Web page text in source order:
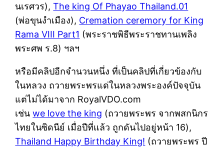
นเรศวร),The king Of Phayao Thailand.01
(พ่อขุนงำเมือง), Cremation ceremory for King
Rama VIII Part1 (พระราชพิธีพระราชทานเพลิง
พระศพ ร.8) ฯลฯ
หรือมีคลิปอีกจำนวนหนึ่ง ที่เป็นคลิปที่เกี่ยวข้องกับ
ในหลวง ถวายพระพรแด่ในหลวงพระองค์ปัจจุบัน
แต่ไม่ได้มาจาก RoyalVDO.com
เช่นwe love the king (ถวายพระพร จากพสกนิกร
ไทยในซิดนีย์ เมื่อปีที่แล้ว ถูกดันไปอยู่หน้า 16),
Thailand Happy Birthday King! (ถวายพระพร ปี